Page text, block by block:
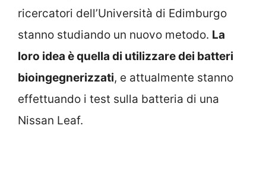
ricercatori dell’Università di Edimburgo
stanno studiando un nuovo metodo. La
loro idea è quella di utilizzare dei batteri
bioingegnerizzati, e attualmente stanno
effettuando i test sulla batteria di una
Nissan Leaf.